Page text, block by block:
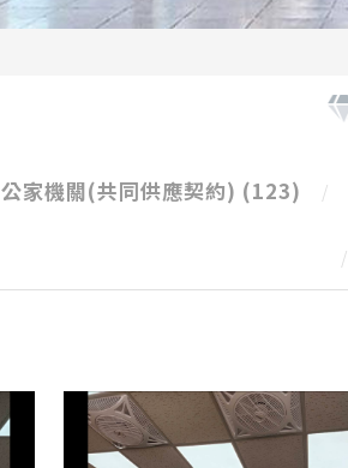
公家機關(共同供應契約) (123)